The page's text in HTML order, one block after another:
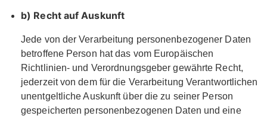
b) Recht auf Auskunft
Jede von der Verarbeitung personenbezogener Daten
betroffene Person hat das vom Europäischen
Richtlinien- und Verordnungsgeber gewährte Recht,
jederzeit von dem für die Verarbeitung Verantwortlichen
unentgeltliche Auskunft über die zu seiner Person
gespeicherten personenbezogenen Daten und eine